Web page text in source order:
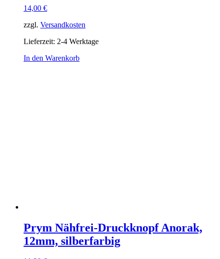
14,00 €
zzgl. Versandkosten
Lieferzeit: 2-4 Werktage
In den Warenkorb
Prym Nähfrei-Druckknopf Anorak,
12mm, silberfarbig